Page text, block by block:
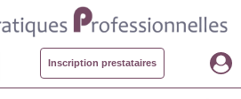
Inscription prestataires